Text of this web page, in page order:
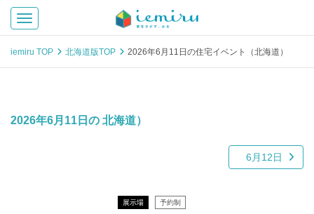
Toggle navigation
iemiru TOP 北海道版TOP 2026年6月11日の住宅イベント（北海道）
2026年6月11日の 北海道）
6月12日
展示場 予約制